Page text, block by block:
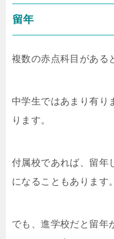
留年
複数の赤点科目がある
中学生ではあまり有り
ります。
付属校であれば、留年
になることもあります。
でも、進学校だと留年